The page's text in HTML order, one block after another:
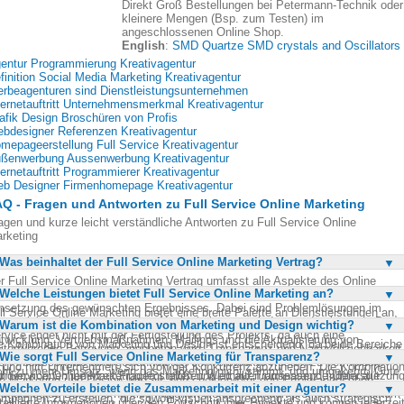
Direkt Groß Bestellungen bei Petermann-Technik oder
kleinere Mengen (Bsp. zum Testen) im
angeschlossenen Online Shop.
English: SMD Quartze SMD crystals and Oscillators
Programmierung Kreativagentur
Social Media Marketing Kreativagentur
sind Dienstleistungsunternehmen
Unternehmensmerkmal Kreativagentur
Design Broschüren von Profis
Referenzen Kreativagentur
Full Service Kreativagentur
Aussenwerbung Kreativagentur
Programmierer Kreativagentur
Designer Firmenhomepage Kreativagentur
- Fragen und Antworten zu Full Service Online Marketing
und kurze leicht verständliche Antworten zu Full Service Online
Was beinhaltet der Full Service Online Marketing Vertrag?
Full Service Online Marketing Vertrag umfasst alle Aspekte des Online
von der Konzepterstellung über die Gestaltung bis hin zur
des gewünschten Ergebnisses. Dabei sind Problemlösungen im
inbegriffen, sodass teure Nacharbeiten vermieden werden können. Der
endet nicht mit der Fertigstellung des Projekts, da auch eine
Betreuung angeboten wird. Transparenz und Nachvollziehbarkeit
Arbeitsschritte sind gewährleistet, um versteckte Kosten zu vermeiden.
können jederzeit Fragen stellen und erhalten umfassende
Welche Leistungen bietet Full Service Online Marketing an?
Service Online Marketing bietet eine breite Palette an Dienstleistungen an,
Marketing, Werbung, Suchmaschinenoptimierung, Webshop-
Vertriebsmaßnahmen, Mailings und die Aktualisierung von
Der Service deckt alle Aspekte eines erfolgreichen Internetauftritts
und hilft Unternehmen, sich von der Konkurrenz abzuheben. Die Kombination
Marketing und Design wird als entscheidend für den Erfolg angesehen,
beide Bereiche nahtlos integriert werden. Kunden profitieren von einem
Warum ist die Kombination von Marketing und Design wichtig?
Kombination von Marketing und Design ist entscheidend, da beide Bereiche
gegenseitig ergänzen und verstärken. Ein ansprechendes Design allein
zu mehr Umsatz, wenn das Marketing nicht stimmt, und umgekehrt. Gute
verstehen es, beide Aspekte zu kombinieren, um effektive
zu erstellen, die sowohl visuell ansprechend als auch strategisch
Wie sorgt Full Service Online Marketing für Transparenz?
Service Online Marketing legt großen Wert auf Transparenz, indem alle
klar nachvollziehbar und überprüfbar sind. Kunden erhalten
Welche Vorteile bietet die Zusammenarbeit mit einer Agentur?